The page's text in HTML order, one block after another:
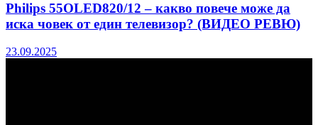
Philips 55OLED820/12 – какво повече може да
иска човек от един телевизор? (ВИДЕО РЕВЮ)
23.09.2025